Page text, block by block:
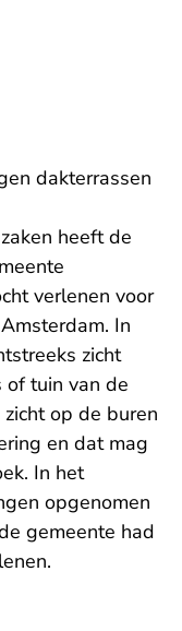
dakterrassen
heeft de
verlenen voor
In
zicht
tuin van de
op de buren
en dat mag
In het
opgenomen
gemeente had